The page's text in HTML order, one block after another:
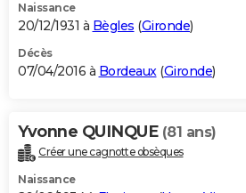
Naissance
20/12/1931 à Bègles (Gironde)
Décès
07/04/2016 à Bordeaux(Gironde)
Yvonne QUINQUE (81 ans)
Créer une cagnotte obsèques
Naissance